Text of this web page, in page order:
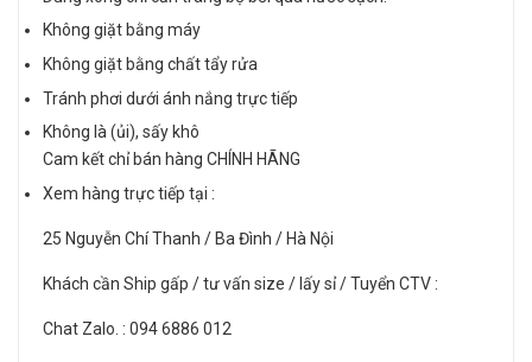
Không giặt bằng máy
Không giặt bằng chất tẩy rửa
Tránh phơi dưới ánh nắng trực tiếp
Không là (ủi), sấy khô
Cam kết chỉ bán hàng CHÍNH HÃNG
Xem hàng trực tiếp tại :
25 Nguyễn Chí Thanh / Ba Đình / Hà Nội
Khách cần Ship gấp / tư vấn size / lấy sỉ / Tuyển CTV :
Chat Zalo. : 094 6886 012